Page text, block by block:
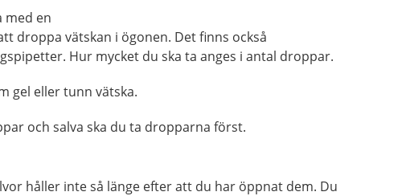
med en
droppa vätskan i ögonen. Det finns också
Hur mycket du ska ta anges i antal droppar.
gel eller tunn vätska.
och salva ska du ta dropparna först.
håller inte så länge efter att du har öppnat dem. Du